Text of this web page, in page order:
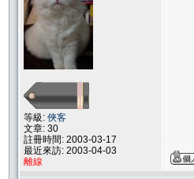
等級: 俠客
文章: 30
註冊時間: 2003-03-17
最近來訪: 2003-04-03
離線